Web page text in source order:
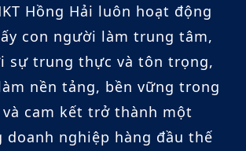
Hồng Hải luôn hoạt động
con người làm trung tâm,
sự trung thực và tôn trọng,
nền tảng, bền vững trong
và cam kết trở thành một
nghiệp hàng đầu thế